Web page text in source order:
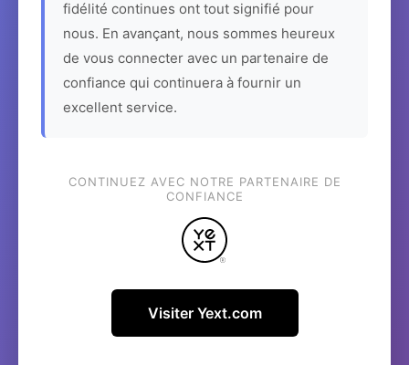
fidélité continues ont tout signifié pour
nous. En avançant, nous sommes heureux
de vous connecter avec un partenaire de
confiance qui continuera à fournir un
excellent service.
CONTINUEZ AVEC NOTRE PARTENAIRE DE
CONFIANCE
Visiter Yext.com